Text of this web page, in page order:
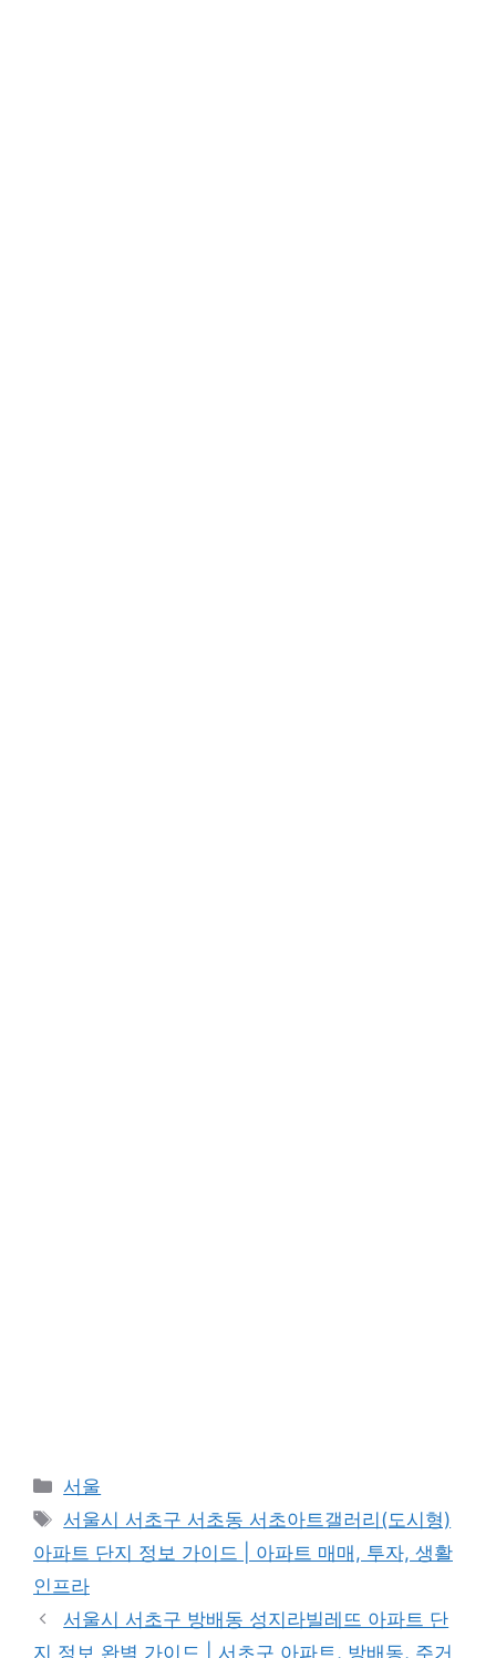
Categories
서울
Tags
서울시 서초구 서초동 서초아트갤러리(도시형)
아파트 단지 정보 가이드 | 아파트 매매, 투자, 생활
인프라
서울시 서초구 방배동 성지라빌레뜨 아파트 단
지 정보 완벽 가이드 | 서초구 아파트, 방배동, 주거